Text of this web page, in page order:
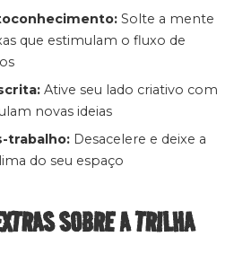
Solte a mente
que estimulam o fluxo de
Ative seu lado criativo com
novas ideias
trabalho: Desacelere e deixe a
do seu espaço
SOBRE A TRILHA